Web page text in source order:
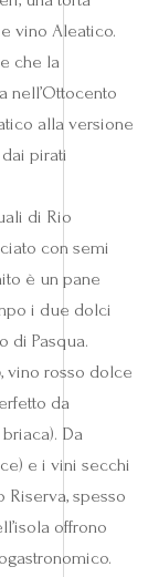
vino Aleatico.
che la
nell’Ottocento
alla versione
pirati
di Rio
con semi
è un pane
i due dolci
di Pasqua.
, vino rosso dolce
da
Da
e i vini secchi
Riserva, spesso
offrono